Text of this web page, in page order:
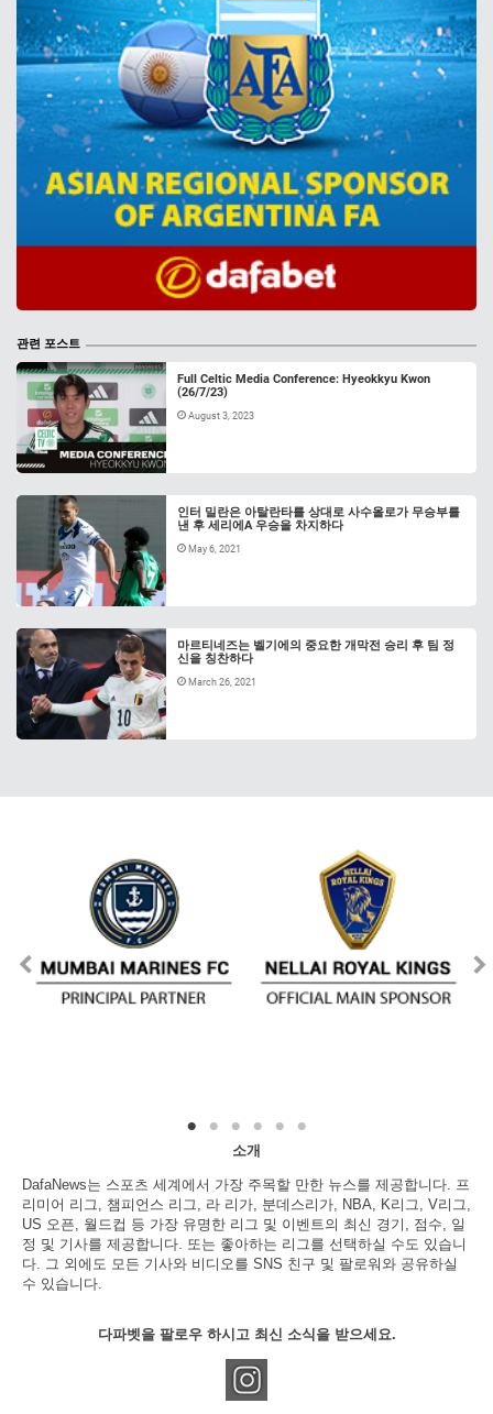
관련 포스트
Full Celtic Media Conference: Hyeokkyu Kwon
(26/7/23)
August 3, 2023
인터 밀란은 아탈란타를 상대로 사수올로가 무승부를
낸 후 세리에A 우승을 차지하다
May 6, 2021
마르티네즈는 벨기에의 중요한 개막전 승리 후 팀 정
신을 칭찬하다
March 26, 2021
소개
DafaNews는 스포츠 세계에서 가장 주목할 만한 뉴스를 제공합니다. 프
리미어 리그, 챔피언스 리그, 라 리가, 분데스리가, NBA, K리그, V리그,
US 오픈, 월드컵 등 가장 유명한 리그 및 이벤트의 최신 경기, 점수, 일
정 및 기사를 제공합니다. 또는 좋아하는 리그를 선택하실 수도 있습니
다. 그 외에도 모든 기사와 비디오를 SNS 친구 및 팔로워와 공유하실
수 있습니다.
다파벳을 팔로우 하시고 최신 소식을 받으세요.